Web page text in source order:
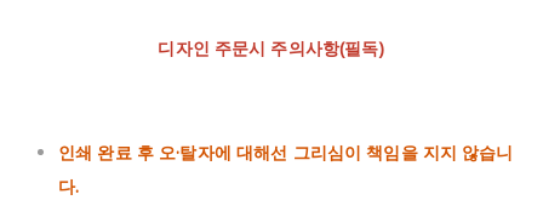
디자인 주문시 주의사항(필독)
인쇄 완료 후 오·탈자에 대해선 그리심이 책임을 지지 않습니
다.